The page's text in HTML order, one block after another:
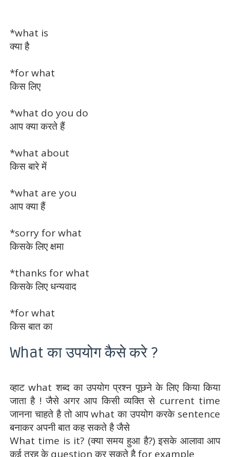
*what is
क्या है
*for what
किस लिए
*what do you do
आप क्या करते हैं
*what about
किस बारे में
*what are you
आप क्या हैं
*sorry for what
किसके लिए क्षमा
*thanks for what
किसके लिए धन्यवाद
*for what
किस बात का
What का उपयोग कैसे करे ?
व्हाट what शब्द का उपयोग प्रश्न पूछने के लिए किया किया
जाता है ! जैसे अगर आप किसी व्यक्ति से current time
जानना चाहते है तो आप what का उपयोग करके sentence
बनाकर अपनी बात कह सकते है जैसे
What time is it? (क्या समय हुआ है?) इसके आलावा आप
कई तरह के question कर सकते है for example